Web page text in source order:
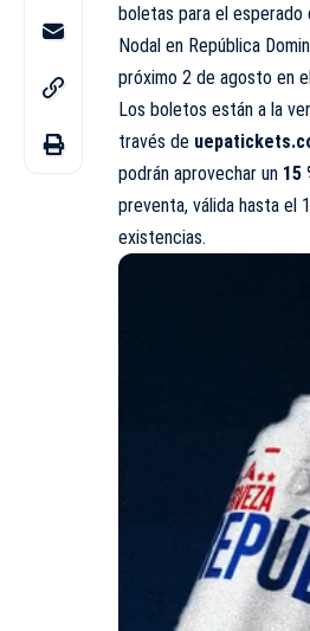
boletas para el
Nodal en República
próximo 2 de agosto en
Los boletos están a la
través de
podrán aprovechar un 15
preventa, válida hasta el
existencias.